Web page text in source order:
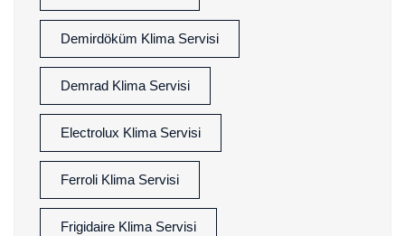
Demirdöküm Klima Servisi
Demrad Klima Servisi
Electrolux Klima Servisi
Ferroli Klima Servisi
Frigidaire Klima Servisi